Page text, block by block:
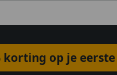
korting op je